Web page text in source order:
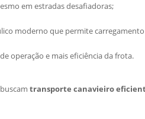
em estradas desafiadoras;
moderno que permite
operação e mais eficiência da frota.
transporte canavieiro